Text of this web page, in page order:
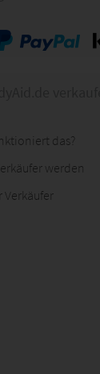
das?
werden
Verkäufer